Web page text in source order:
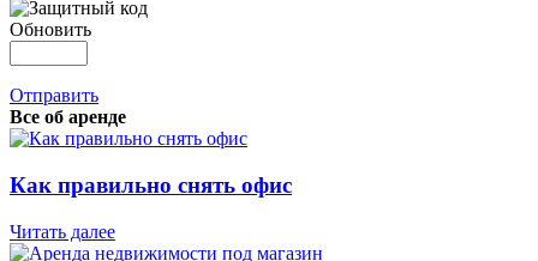
Обновить
Отправить
Все об аренде
Как правильно снять офис
Читать далее